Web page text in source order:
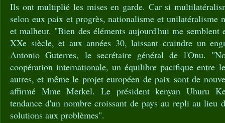
Ils ont multiplié les mises en garde. Car si
selon eux paix et progrès, nationalisme et unilatéralisme
et malheur. "Bien des éléments aujourd'hui me semblent
XXe siècle, et aux années 30, laissant craindre un
Antonio Guterres, le secrétaire général de l'Onu.
coopération internationale, un équilibre pacifique entre
autres, et même le projet européen de paix sont de
affirmé Mme Merkel. Le président kenyan Uhuru
tendance d'un nombre croissant de pays au repli au lieu
solutions aux problèmes".